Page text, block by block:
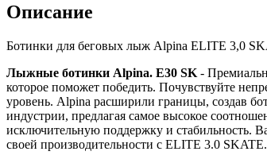
Описание
Ботинки для беговых лыж Alpina ELITE 3,0
Лыжные ботинки Alpina. E30 SK -
которое поможет победить. Почувствуйте
уровень. Alpina расширили границы, создав
индустрии, предлагая самое высокое
исключительную поддержку и стабильность.
своей производительности с ELITE 3.0